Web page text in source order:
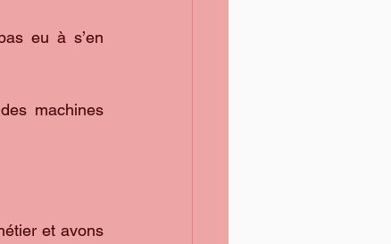
eu à s’en
machines
et avons